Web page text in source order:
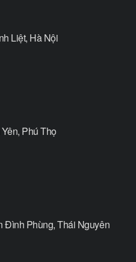
Liệt, Hà Nội
Phú Thọ
Đình Phùng, Thái Nguyên